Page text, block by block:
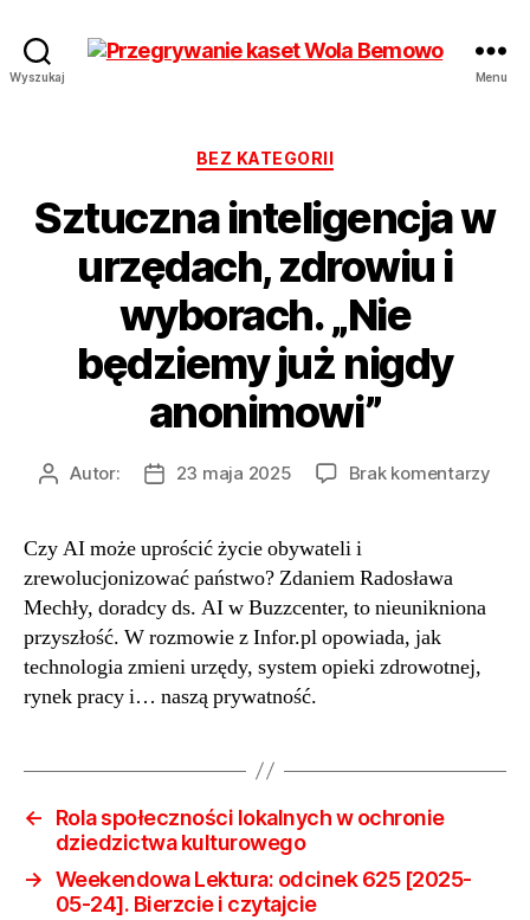
Wyszukaj
Wola
od
17
zł
Hurt
Menu
Kategorie
BEZ KATEGORII
Sztuczna inteligencja w
urzędach, zdrowiu i
wyborach. „Nie
będziemy już nigdy
anonimowi”
AutorAutor:
Data23 maja 2025 Brak komentarzydo
Czy AI może uprościć życie obywateli i
zrewolucjonizować państwo? Zdaniem Radosława
Mechły, doradcy ds. AI w Buzzcenter, to nieunikniona
przyszłość. W rozmowie z Infor.pl opowiada, jak
technologia zmieni urzędy, system opieki zdrowotnej,
rynek pracy i… naszą prywatność.
←
Rola społeczności lokalnych w ochronie
dziedzictwa kulturowego
→ Weekendowa Lektura: odcinek 625 [2025-
05-24]. Bierzcie i czytajcie